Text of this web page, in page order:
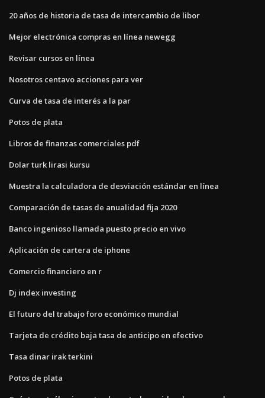
20 años de historia de tasa de intercambio de libor
Mejor electrónica compras en línea newegg
Revisar cursos en línea
Nosotros centavo acciones para ver
Curva de tasa de interés a la par
Potos de plata
Libros de finanzas comerciales pdf
Dolar turk lirasi kursu
Muestra la calculadora de desviación estándar en línea
Comparación de tasas de anualidad fija 2020
Banco ingenioso llamada puesto precio en vivo
Aplicación de cartera de iphone
Comercio financiero en r
Dj index investing
El futuro del trabajo foro económico mundial
Tarjeta de crédito baja tasa de anticipo en efectivo
Tasa dinar irak terkini
Potos de plata